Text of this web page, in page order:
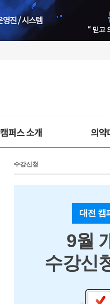
캠퍼스 소개 의약
수강신청
대전 캠
9월
수강신